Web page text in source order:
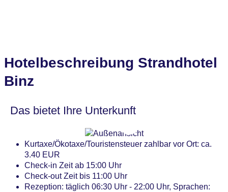
Hotelbeschreibung Strandhotel
Binz
Das bietet Ihre Unterkunft
Kurtaxe/Ökotaxe/Touristensteuer zahlbar vor Ort: ca.
3.40 EUR
Check-in Zeit ab 15:00 Uhr
Check-out Zeit bis 11:00 Uhr
Rezeption: täglich 06:30 Uhr - 22:00 Uhr, Sprachen: